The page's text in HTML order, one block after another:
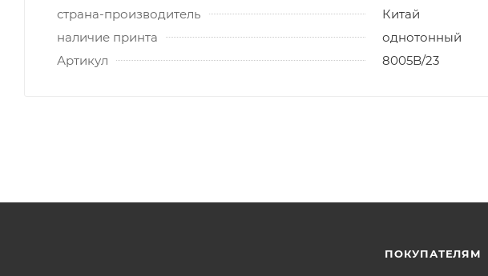
страна-производитель
Китай
наличие принта
однотонный
Артикул
8005B/23
ПОКУПАТЕЛЯМ